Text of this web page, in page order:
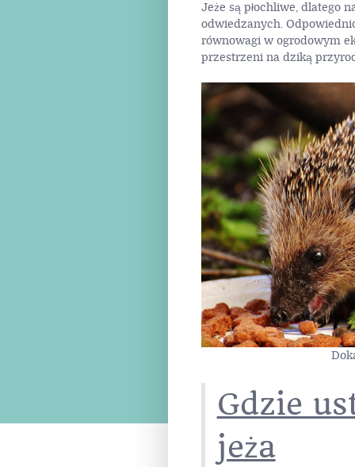
Jeże są płochliwe, dlatego
odwiedzanych.
równowagi w ogrodowym
przestrzeni na dziką
Gdzie
jeża